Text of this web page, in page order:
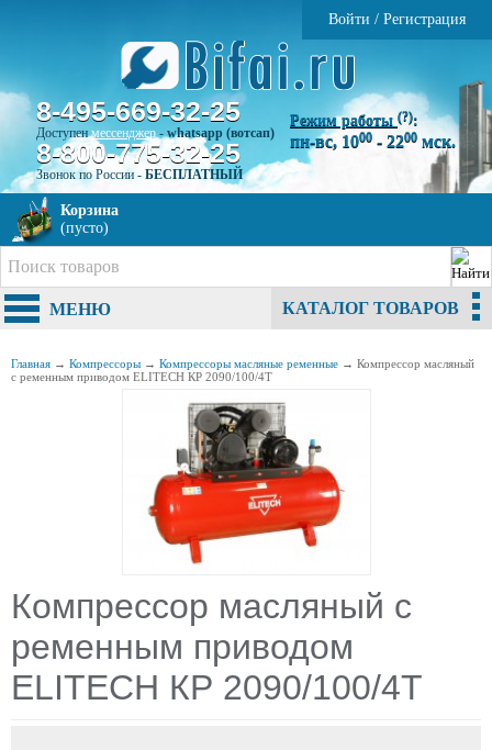
Войти / Регистрация
8-495-669-32-25
Доступенмессенджер-whatsapp (вотсап)
8-800-775-32-25
Звонок по России - БЕСПЛАТНЫЙ
Режим работы (?):
пн-вс, 1000 - 2200 мск.
Корзина
(пусто)
МЕНЮ КАТАЛОГ ТОВАРОВ
Главная → Компрессоры → Компрессоры масляные ременные → Компрессор масляный
с ременным приводом ELITECH КР 2090/100/4Т
Компрессор масляный с
ременным приводом
ELITECH КР 2090/100/4Т